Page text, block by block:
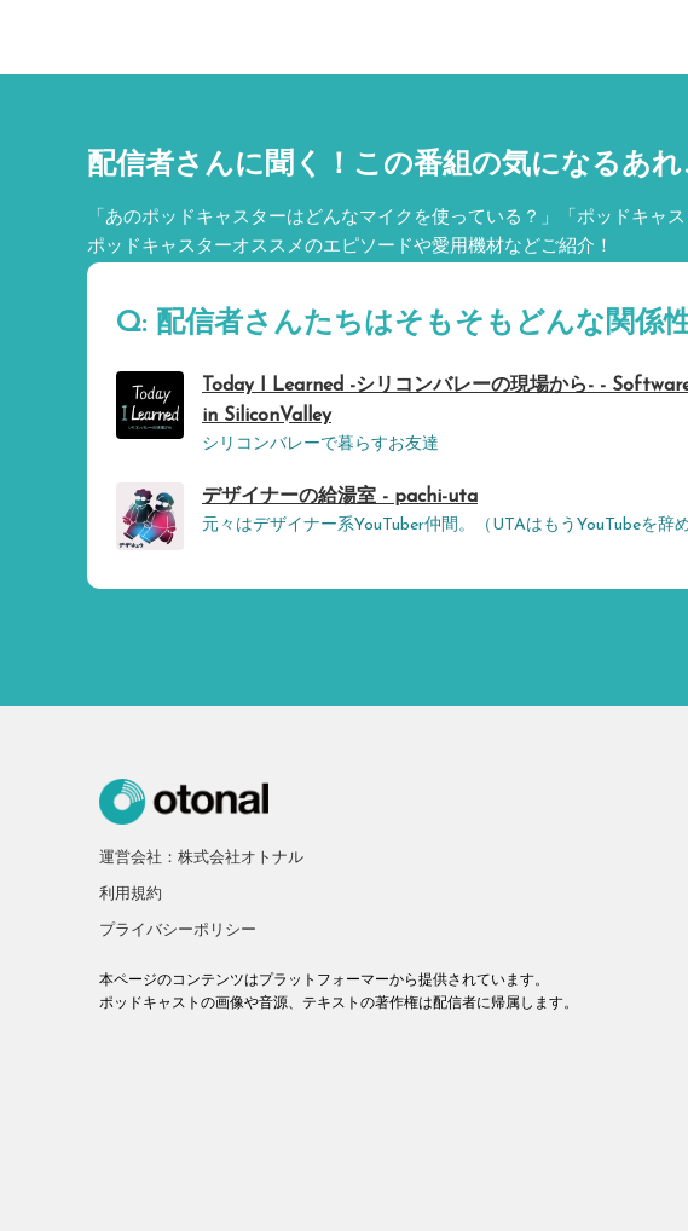
配信者さんに聞く！ この番組の気になるあ
「あのポッドキャスターはどんなマイクを使っている？」「ポッドキャ
ポッドキャスターオススメのエピソードや愛用機材などご紹介！
Q: 配信者さんたちはそもそもどんな関係
Today I Learned -シリコンバレーの現場から- -
in SiliconValley
シリコンバレーで暮らすお友達
デザイナーの給湯室 - pachi-uta
元々はデザイナー系YouTuber仲間。（UTAはもうYouTubeを辞
運営会社：株式会社オトナル
利用規約
プライバシーポリシー
本ページのコンテンツはプラットフォーマーから提供されています。
ポッドキャストの画像や音源、テキストの著作権は配信者に帰属します。